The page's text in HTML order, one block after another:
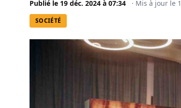
Publié le 19 déc. 2024 à 07:34 · Mis à jour le
SOCIÉTÉ